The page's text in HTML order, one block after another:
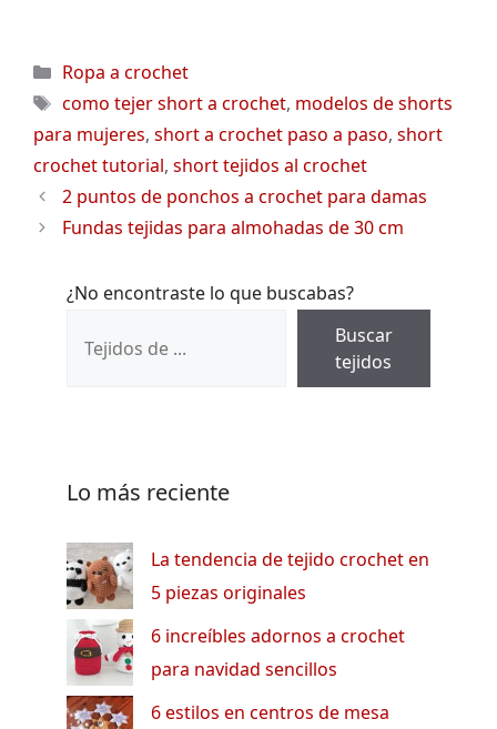
Categorías
Ropa a crochet
Etiquetas
como tejer short a crochet, modelos de shorts
para mujeres, short a crochet paso a paso, short
crochet tutorial, short tejidos al crochet
2 puntos de ponchos a crochet para damas
Fundas tejidas para almohadas de 30 cm
¿No encontraste lo que buscabas?
Buscar
tejidos
Lo más reciente
La tendencia de tejido crochet en
5 piezas originales
6 increíbles adornos a crochet
para navidad sencillos
6 estilos en centros de mesa